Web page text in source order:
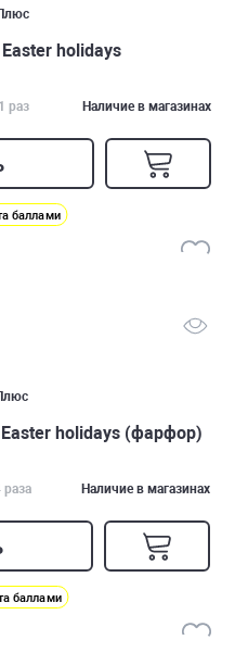
holidays
раз Наличие в магазинах
баллами
holidays (фарфор)
раза Наличие в магазинах
баллами